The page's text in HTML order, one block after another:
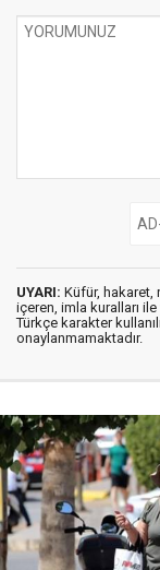
UYARI: Küfür, hakaret,
içeren, imla kuralları ile
Türkçe karakter
onaylanmamaktadır.